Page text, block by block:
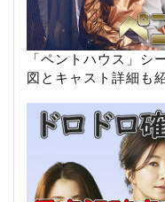
「ペントハウス」シ
図とキャスト詳細も